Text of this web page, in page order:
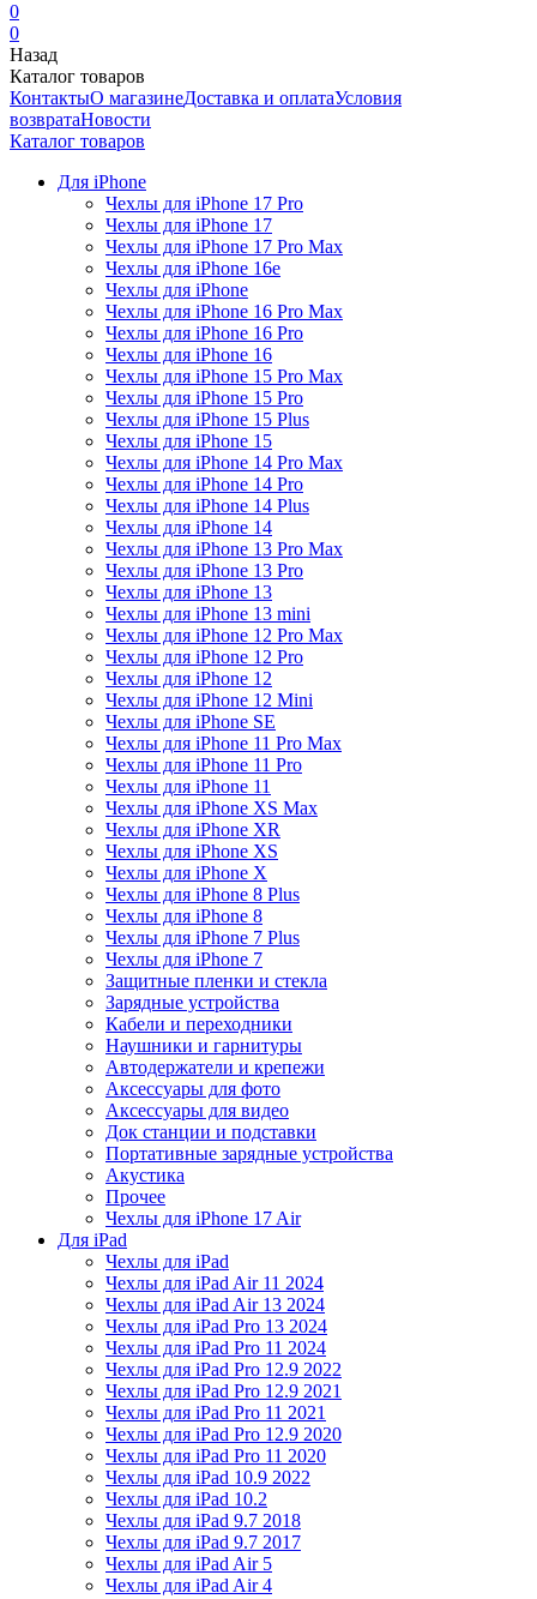
0
0
Назад
Каталог товаров
КонтактыО магазинеДоставка и оплатаУсловия
возвратаНовости
Каталог товаров
Для iPhone
Чехлы для iPhone 17 Pro
Чехлы для iPhone 17
Чехлы для iPhone 17 Pro Max
Чехлы для iPhone 16e
Чехлы для iPhone
Чехлы для iPhone 16 Pro Max
Чехлы для iPhone 16 Pro
Чехлы для iPhone 16
Чехлы для iPhone 15 Pro Max
Чехлы для iPhone 15 Pro
Чехлы для iPhone 15 Plus
Чехлы для iPhone 15
Чехлы для iPhone 14 Pro Max
Чехлы для iPhone 14 Pro
Чехлы для iPhone 14 Plus
Чехлы для iPhone 14
Чехлы для iPhone 13 Pro Max
Чехлы для iPhone 13 Pro
Чехлы для iPhone 13
Чехлы для iPhone 13 mini
Чехлы для iPhone 12 Pro Max
Чехлы для iPhone 12 Pro
Чехлы для iPhone 12
Чехлы для iPhone 12 Mini
Чехлы для iPhone SE
Чехлы для iPhone 11 Pro Max
Чехлы для iPhone 11 Pro
Чехлы для iPhone 11
Чехлы для iPhone XS Max
Чехлы для iPhone XR
Чехлы для iPhone XS
Чехлы для iPhone X
Чехлы для iPhone 8 Plus
Чехлы для iPhone 8
Чехлы для iPhone 7 Plus
Чехлы для iPhone 7
Защитные пленки и стекла
Зарядные устройства
Кабели и переходники
Наушники и гарнитуры
Автодержатели и крепежи
Аксессуары для фото
Аксессуары для видео
Док станции и подставки
Портативные зарядные устройства
Акустика
Прочее
Чехлы для iPhone 17 Air
Для iPad
Чехлы для iPad
Чехлы для iPad Air 11 2024
Чехлы для iPad Air 13 2024
Чехлы для iPad Pro 13 2024
Чехлы для iPad Pro 11 2024
Чехлы для iPad Pro 12.9 2022
Чехлы для iPad Pro 12.9 2021
Чехлы для iPad Pro 11 2021
Чехлы для iPad Pro 12.9 2020
Чехлы для iPad Pro 11 2020
Чехлы для iPad 10.9 2022
Чехлы для iPad 10.2
Чехлы для iPad 9.7 2018
Чехлы для iPad 9.7 2017
Чехлы для iPad Air 5
Чехлы для iPad Air 4